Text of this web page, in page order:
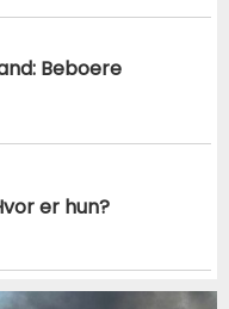
Beboere
er hun?